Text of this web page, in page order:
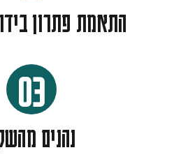
התאמת פתרון
03
נהנים